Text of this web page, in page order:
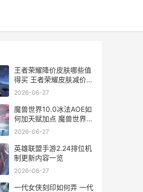
王者荣耀降价皮肤哪些值
得买 王者荣耀皮肤减价购
买
2026-06-27
魔兽世界10.0冰法AOE如
何加天赋加点 魔兽世界冰
dkwa
2026-06-27
英雄联盟手游2.24排位机
制更新内容一览
2026-06-27
一代女侠刻印如何弄 一代